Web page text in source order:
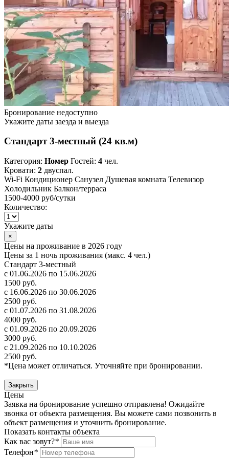
Бронирование недоступно
Укажите даты заезда и выезда
Стандарт 3-местный (24 кв.м)
Категория: Номер Гостей: 4 чел.
Кровати: 2 двуспал.
Wi-Fi Кондиционер Санузел Душевая комната Телевизор
Холодильник Балкон/терраса
1500-4000 руб/сутки
Количество:
Укажите даты
×
Цены на проживание в 2026 году
Цены за 1 ночь проживания (макс. 4 чел.)
Стандарт 3-местный
с 01.06.2026 по 15.06.2026
1500 руб.
с 16.06.2026 по 30.06.2026
2500 руб.
с 01.07.2026 по 31.08.2026
4000 руб.
с 01.09.2026 по 20.09.2026
3000 руб.
с 21.09.2026 по 10.10.2026
2500 руб.
*Цена может отличаться. Уточняйте при бронировании.
Закрыть
Цены
Заявка на бронирование успешно отправлена! Ожидайте
звонка от объекта размещения. Вы можете сами позвонить в
объект размещения и уточнить бронирование.
Показать контакты объекта
Как вас зовут?*
Телефон*